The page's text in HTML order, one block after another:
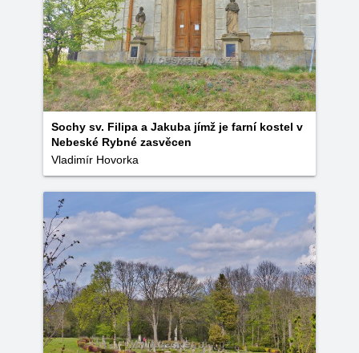
Sochy sv. Filipa a Jakuba jímž je farní kostel v
Nebeské Rybné zasvěcen
Vladimír Hovorka